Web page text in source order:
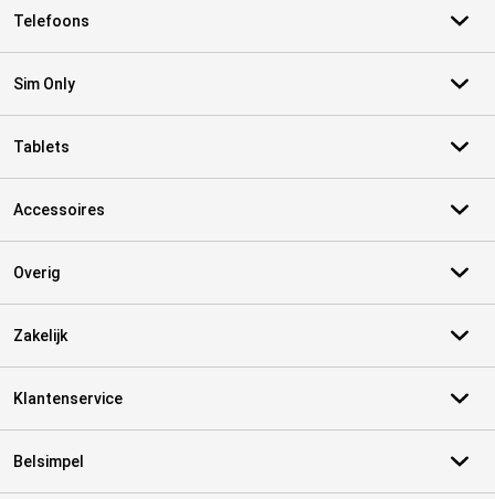
Telefoons
Sim Only
Tablets
Accessoires
Overig
Zakelijk
Klantenservice
Belsimpel